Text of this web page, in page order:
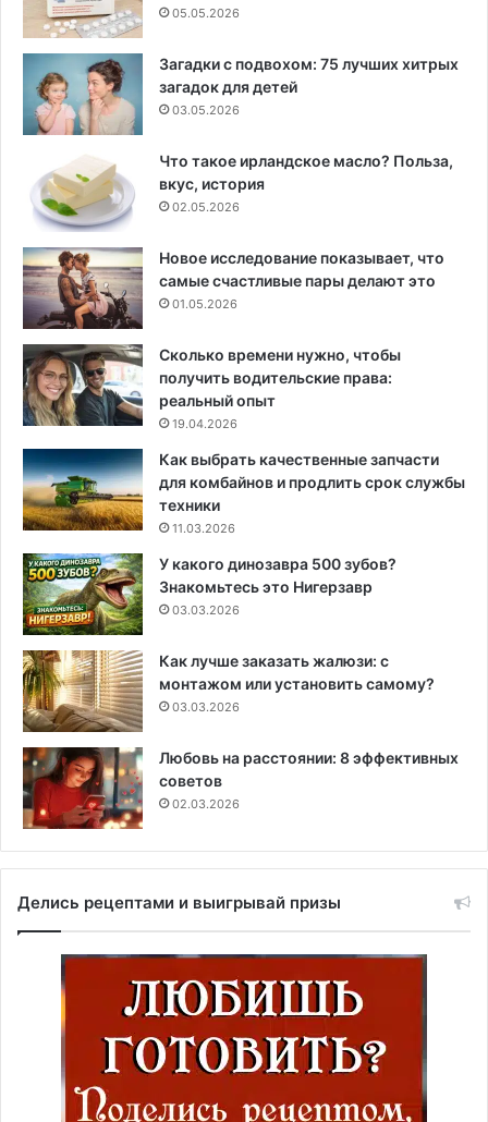
05.05.2026
Загадки с подвохом: 75 лучших хитрых
загадок для детей
03.05.2026
Что такое ирландское масло? Польза,
вкус, история
02.05.2026
Новое исследование показывает, что
самые счастливые пары делают это
01.05.2026
Сколько времени нужно, чтобы
получить водительские права:
реальный опыт
19.04.2026
Как выбрать качественные запчасти
для комбайнов и продлить срок службы
техники
11.03.2026
У какого динозавра 500 зубов?
Знакомьтесь это Нигерзавр
03.03.2026
Как лучше заказать жалюзи: с
монтажом или установить самому?
03.03.2026
Любовь на расстоянии: 8 эффективных
советов
02.03.2026
Делись рецептами и выигрывай призы